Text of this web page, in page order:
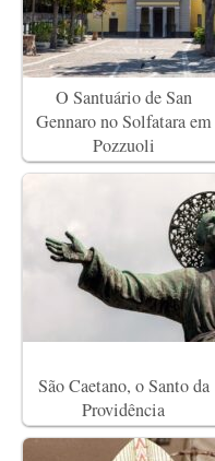
O Santuário de San
Gennaro no Solfatara em
Pozzuoli
São Caetano, o Santo da
Providência